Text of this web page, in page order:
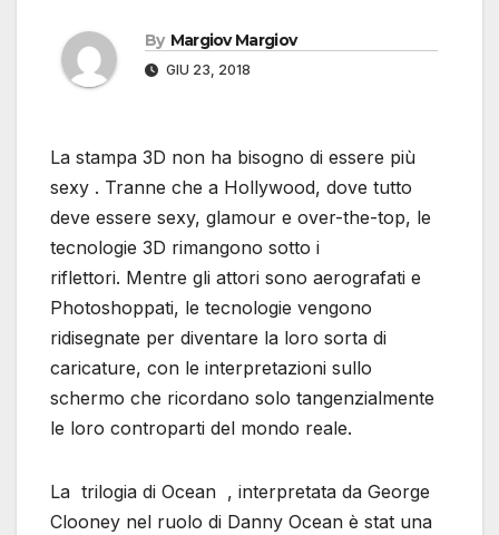
By Margiov Margiov
GIU 23, 2018
La stampa 3D non ha bisogno di essere più
sexy . Tranne che a Hollywood, dove tutto
deve essere sexy, glamour e over-the-top, le
tecnologie 3D rimangono sotto i
riflettori. Mentre gli attori sono aerografati e
Photoshoppati, le tecnologie vengono
ridisegnate per diventare la loro sorta di
caricature, con le interpretazioni sullo
schermo che ricordano solo tangenzialmente
le loro controparti del mondo reale.
La trilogia di Ocean , interpretata da George
Clooney nel ruolo di Danny Ocean è stat una